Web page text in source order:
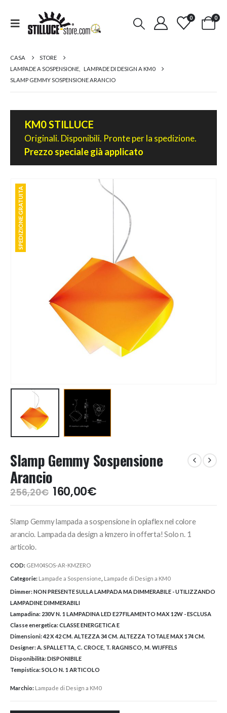
0 0
CASA
STORE
LAMPADE A SOSPENSIONE
LAMPADE DI DESIGN A KM0
SLAMP GEMMY SOSPENSIONE ARANCIO
KM0 STILLUCE
Originali. Disponibili. Pronte per la spedizione.
Prezzo speciale già applicato
SPEDIZIONE GRATUITA
SPEDIZIONE GRATUITA
Slamp Gemmy Sospensione
Arancio
256,20€ Il
prezzo
era:
256,20€.
160,00€Il
prezzo
è:
160,00€.
Slamp Gemmy lampada a sospensione in oplaflex nel colore
arancio. Lampada da design a kmzero in offerta! Solo n. 1
articolo.
COD: GEM04SOS-AR-KMZERO
Categorie: Lampade a Sospensione Lampade di Design a KM0
Dimmer:NON PRESENTE SULLA LAMPADA MA DIMMERABILE - UTILIZZANDO
LAMPADINE DIMMERABILI
Lampadina: 230V N. 1 LAMPADINA LED E27 FILAMENTO MAX 12W - ESCLUSA
Classe energetica:CLASSE ENERGETICA E
Dimensioni:42 X 42 CM. ALTEZZA 34 CM. ALTEZZA TOTALE MAX 174 CM.
Designer: A. SPALLETTA, C. CROCE, T. RAGNISCO, M. WIJFFELS
Disponibilità:DISPONIBILE
Tempistica:SOLO N. 1 ARTICOLO
Marchio: Lampade di Design a KM0